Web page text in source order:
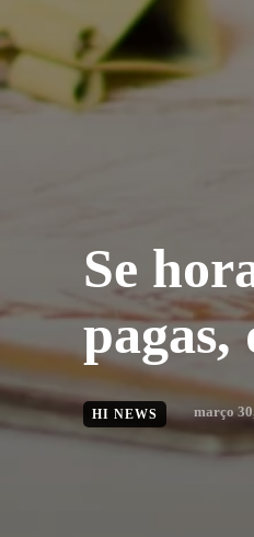
Se
HI NEWS março